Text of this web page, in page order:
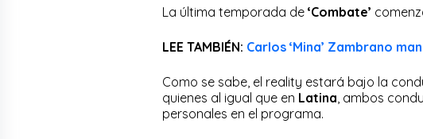
La última temporada de ‘Combate’
LEE TAMBIÉN: Carlos ‘Mina’ Zambrano
Como se sabe, el reality estará bajo la
quienes al igual que en Latina , ambos
personales en el programa.